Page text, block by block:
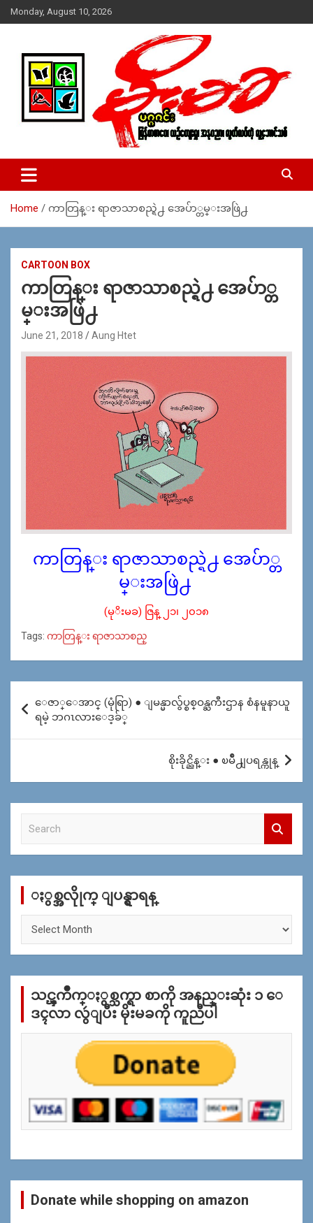
Skip
to
Monday, August 10, 2026
MoeMaKa Burmese News &
Media
ယ္ေရး – အမွတ္ ၂၅၄၊ ပထပ္၊ လမ္း ၄၀၊ ေက်ာက္တံတား၊ ရန္ကုန္။
(ဖုုံး – ၀၉ ၂၅၂ ၂၄၉ ၀၉၄ ၊ ၀၉ ၄၂၁ ၇၄၃ ၇၅၃ ၊ ၀၉ ၅၀၄ ၁၀ ၅၈) ျ
ဇာေစ်းသစ္ ။ ၀၉ ၇၈၆၈၃၇ ၃၀၅ / ၀၉ ၉၆၃၆၉၉၈၃၄
Home ကာတြန္း ရာဇာသာစည္ရဲ႕ အေပ်ာ္တမ္းအဖြဲ႕
CARTOON BOX
ကာတြန္း ရာဇာသာစည္ရဲ႕ အေပ်ာ္တ
မ္းအဖြဲ႕
June 21, 2018 Aung Htet
ကာတြန္း ရာဇာသာစည္ရဲ႕ အေပ်ာ္တ
မ္းအဖြဲ႕
(မုိးမခ) ဇြန္ ၂၁၊ ၂၀၁၈
Tags: ကာတြန္း ရာဇာသာစည္
navigation
ေဇာ္ေအာင္ (မုံရြာ) ● ျမန္မာလွ်ပ္စစ္ဝန္ႀကီးဌာန စံနမူနာယူ
ရမဲ့ ဘဂၤလားေဒ့ခ်္
စိုးခိုင္ညိန္း ● ၿမိဳ႕ျပရန္ကုန္
c
ႏွစ္အလိုုက္ ျပန္ရွာရန္
န္
သင္ၾကိဳက္ႏွစ္သက္ရာ စာကို အနည္းဆုံး ၁ ေ
ဒၚလာ လွဴျပီး မိုးမခကို ကူညီပါ
Donate while shopping on amazon